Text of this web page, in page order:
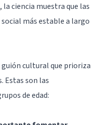
ciencia muestra que las
más estable a largo
guión cultural que prioriza
Estas son las
de edad: